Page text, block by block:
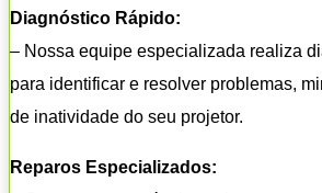
Diagnóstico Rápido:
– Nossa equipe especializada realiza
para identificar e resolver problemas,
de inatividade do seu projetor.
Reparos Especializados: